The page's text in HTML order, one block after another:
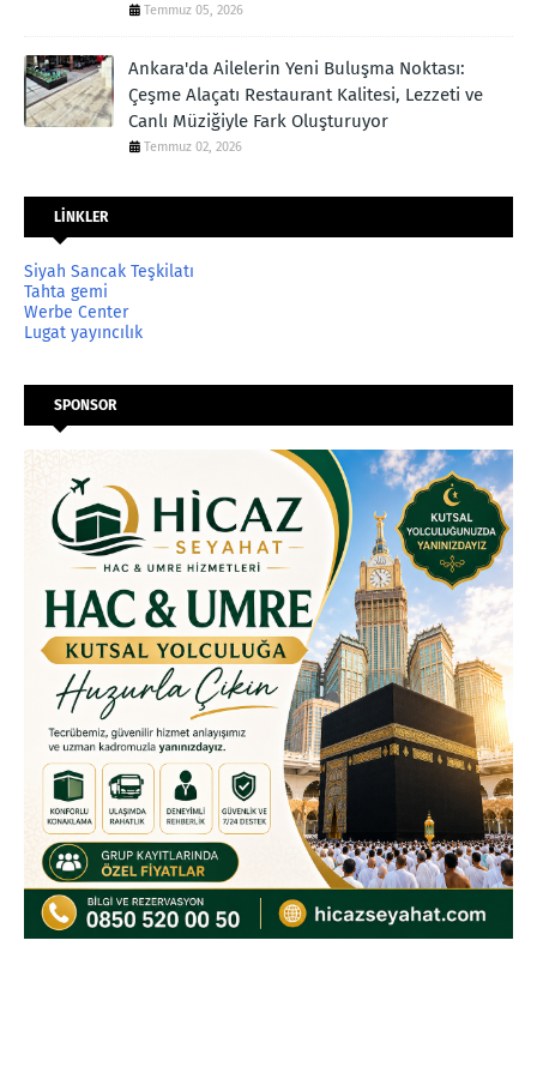
Temmuz 05, 2026
Ankara'da Ailelerin Yeni Buluşma Noktası:
Çeşme Alaçatı Restaurant Kalitesi, Lezzeti ve
Canlı Müziğiyle Fark Oluşturuyor
Temmuz 02, 2026
LİNKLER
Siyah Sancak Teşkilatı
Tahta gemi
Werbe Center
Lugat yayıncılık
SPONSOR